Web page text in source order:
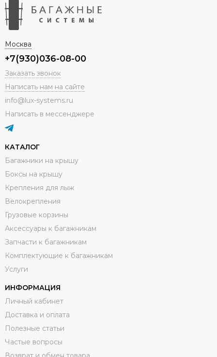
Москва
+7(930)036-08-00
Заказать звонок
Написать нам на сайте
info@lux-systems.ru
Написать в мессенджере
КАТАЛОГ
Багажники на крышу
Боксы на крышу
Крепления для лыж
Велокрепления
Грузовые корзины
Аксессуары к багажникам
Запчасти к багажникам
Комплектующие к багажникам
Услуги
ИНФОРМАЦИЯ
Личный кабинет
Доставка и оплата
Полезные статьи
Частые вопросы